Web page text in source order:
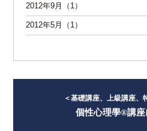
2012年9月（1）
2012年5月（1）
＜基礎講座、上級講座、
個性心理學®講座